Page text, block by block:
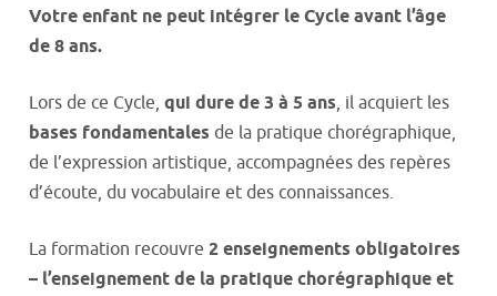
Votre enfant ne peut intégrer le Cycle avant l’âge
de 8 ans.
Lors de ce Cycle, qui dure de 3 à 5 ans, il acquiert les
bases fondamentales de la pratique chorégraphique,
de l’expression artistique, accompagnées des repères
d’écoute, du vocabulaire et des connaissances.
La formation recouvre 2 enseignements obligatoires
– l’enseignement de la pratique chorégraphique et